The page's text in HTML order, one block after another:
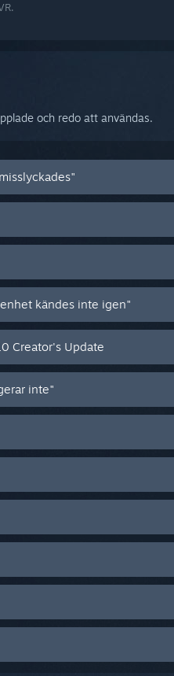
och redo att användas.
kändes inte igen"
Creator's Update
inte"